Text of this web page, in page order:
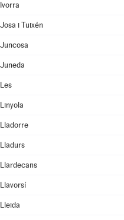
Ivorra
Josa i Tuixén
Juncosa
Juneda
Les
Linyola
Lladorre
Lladurs
Llardecans
Llavorsí
Lleida